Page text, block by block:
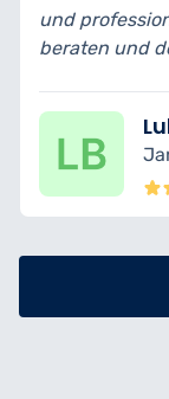
Ich
fair. Sehr